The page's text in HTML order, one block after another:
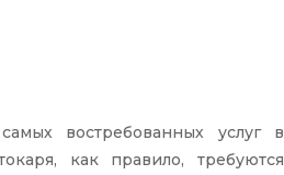
востребованных услуг в
как правило, требуются